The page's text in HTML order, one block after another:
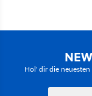
Hol' dir die